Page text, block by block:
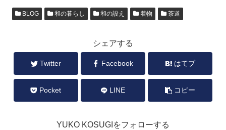
BLOG 和の暮らし 和の設え 着物 茶道
シェアする
Twitter Facebook はてブ
Pocket LINE コピー
YUKO KOSUGIをフォローする